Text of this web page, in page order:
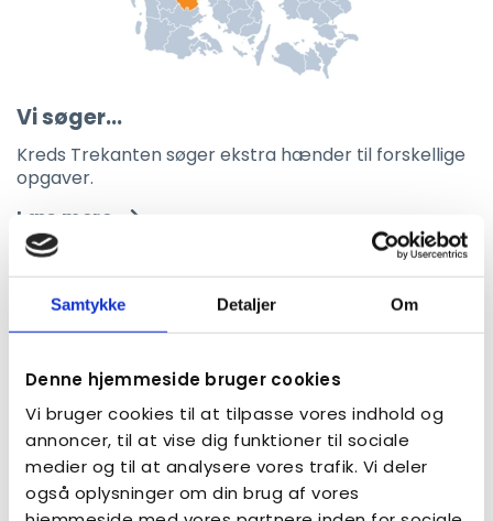
Samtykke Detaljer Om
Denne hjemmeside bruger cookies
Vi bruger cookies til at tilpasse vores indhold og
annoncer, til at vise dig funktioner til sociale
medier og til at analysere vores trafik. Vi deler
også oplysninger om din brug af vores
Vi søger...
Kreds Trekanten søger ekstra hænder til forskellige
opgaver.
Læs mere